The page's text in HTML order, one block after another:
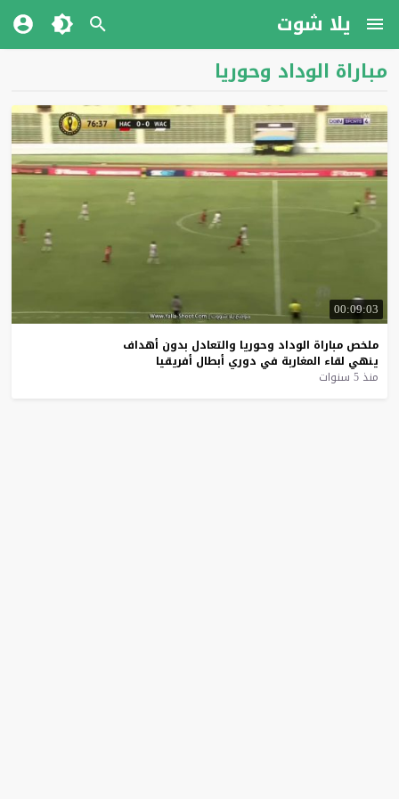
يلا شوت
مباراة الوداد وحوريا
00:09:03
ملخص مباراة الوداد وحوريا والتعادل بدون أهداف
ينهي لقاء المغاربة في دوري أبطال أفريقيا
منذ 5 سنوات